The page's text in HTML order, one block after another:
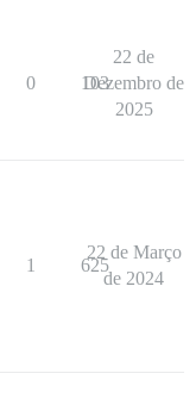
0 103
22 de
Dezembro de
2025
1 625
22 de Março
de 2024